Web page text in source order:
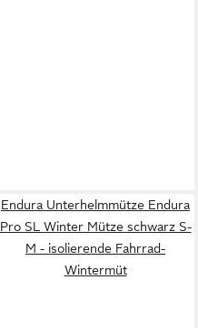
Endura Unterhelmmütze Endura
Pro SL Winter Mütze schwarz S-
M - isolierende Fahrrad-
Wintermüt